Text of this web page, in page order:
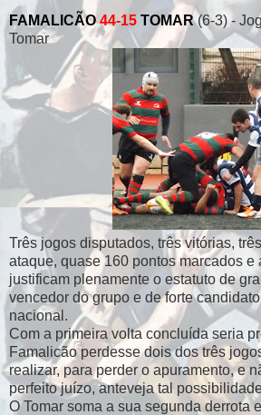
FAMALICÃO44-15 TOMAR(6-3) -
Tomar
Três jogos disputados, três vitórias,
ataque, quase 160 pontos marcados e
justificam plenamente o estatuto de
vencedor do grupo e de forte
nacional.
Com a primeira volta concluída seria
Famalicão perdesse dois dos três
realizar, para perder o apuramento, e
perfeito juízo, anteveja tal
O Tomar soma a sua segunda derrota